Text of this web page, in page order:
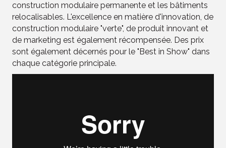
construction modulaire permanente et les bâtiments
relocalisables. L'excellence en matière d'innovation, de
construction modulaire "verte", de produit innovant et
de marketing est également récompensée. Des prix
sont également décernés pour le "Best in Show" dans
chaque catégorie principale.